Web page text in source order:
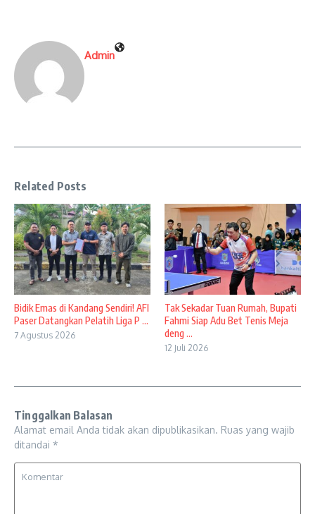
Admin
Related Posts
Bidik Emas di Kandang Sendiri! AFI
Paser Datangkan Pelatih Liga P ...
7 Agustus 2026
Tak Sekadar Tuan Rumah, Bupati
Fahmi Siap Adu Bet Tenis Meja
deng ...
12 Juli 2026
Tinggalkan Balasan
Alamat email Anda tidak akan dipublikasikan. Ruas yang wajib
ditandai *